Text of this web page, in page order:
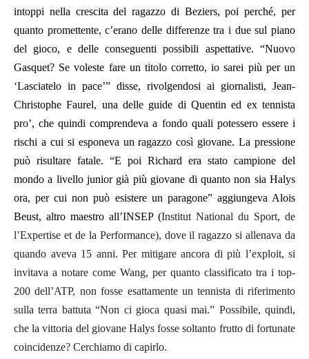
intoppi nella crescita del ragazzo di Beziers, poi perché, per
quanto promettente, c’erano delle differenze tra i due sul piano
del gioco, e delle conseguenti possibili aspettative. “Nuovo
Gasquet? Se voleste fare un titolo corretto, io sarei più per un
‘Lasciatelo in pace’” disse, rivolgendosi ai giornalisti, Jean-
Christophe Faurel, una delle guide di Quentin ed ex tennista
pro’, che quindi comprendeva a fondo quali potessero essere i
rischi a cui si esponeva un ragazzo così giovane. La pressione
può risultare fatale. “E poi Richard era stato campione del
mondo a livello junior già più giovane di quanto non sia Halys
ora, per cui non può esistere un paragone” aggiungeva Alois
Beust, altro maestro all’INSEP (Institut National du Sport, de
l’Expertise et de la Performance), dove il ragazzo si allenava da
quando aveva 15 anni. Per mitigare ancora di più l’exploit, si
invitava a notare come Wang, per quanto classificato tra i top-
200 dell’ATP, non fosse esattamente un tennista di riferimento
sulla terra battuta “Non ci gioca quasi mai.” Possibile, quindi,
che la vittoria del giovane Halys fosse soltanto frutto di fortunate
coincidenze? Cerchiamo di capirlo.